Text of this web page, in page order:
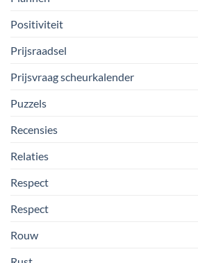
Positiviteit
Prijsraadsel
Prijsvraag scheurkalender
Puzzels
Recensies
Relaties
Respect
Respect
Rouw